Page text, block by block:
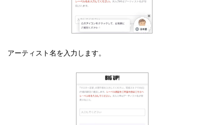
アーティスト名を入力します。